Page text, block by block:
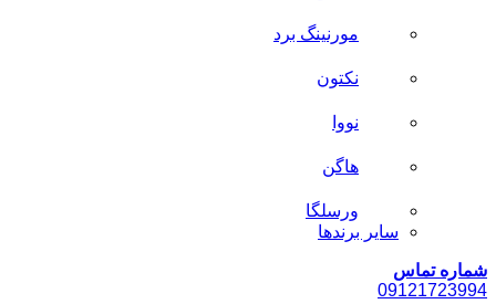
مورنینگ برد
نکتون
نووا
هاگن
ورسلگا
سایر برند‌ها
شماره تماس
09121723994